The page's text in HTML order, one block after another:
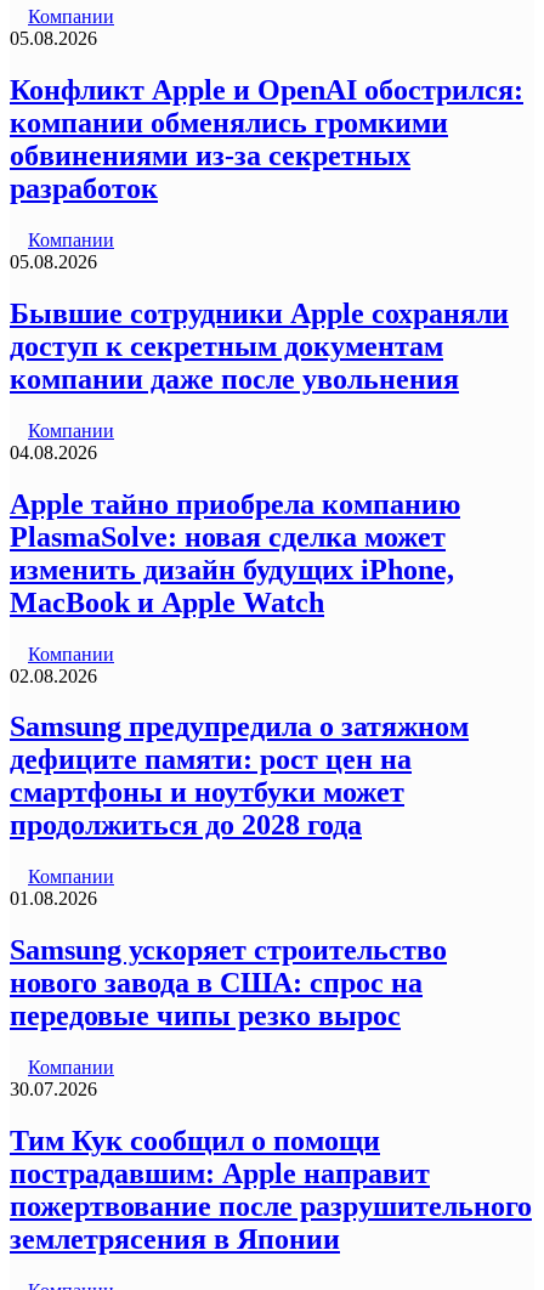
Компании
05.08.2026
Конфликт Apple и OpenAI обострился:
компании обменялись громкими
обвинениями из-за секретных
разработок
Компании
05.08.2026
Бывшие сотрудники Apple сохраняли
доступ к секретным документам
компании даже после увольнения
Компании
04.08.2026
Apple тайно приобрела компанию
PlasmaSolve: новая сделка может
изменить дизайн будущих iPhone,
MacBook и Apple Watch
Компании
02.08.2026
Samsung предупредила о затяжном
дефиците памяти: рост цен на
смартфоны и ноутбуки может
продолжиться до 2028 года
Компании
01.08.2026
Samsung ускоряет строительство
нового завода в США: спрос на
передовые чипы резко вырос
Компании
30.07.2026
Тим Кук сообщил о помощи
пострадавшим: Apple направит
пожертвование после разрушительного
землетрясения в Японии